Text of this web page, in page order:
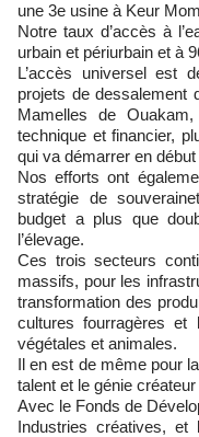
une 3e usine à Keur
Notre taux d’accès à
urbain et périurbain et à
L’accès universel est
projets de dessalement
Mamelles de
technique et financier,
qui va démarrer en début
Nos efforts ont
stratégie de
budget a plus que
l’élevage.
Ces trois secteurs
massifs, pour les
transformation des
cultures fourragères et
végétales et animales.
Il en est de même pour
talent et le génie
Avec le Fonds de
Industries créatives, et